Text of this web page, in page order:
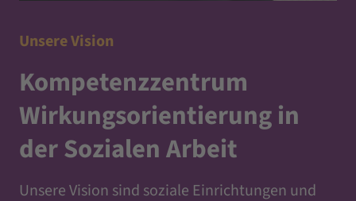
Unsere Vision
Kompetenzzentrum
Wirkungsorientierung in
der Sozialen Arbeit
Unsere Vision sind soziale Einrichtungen und